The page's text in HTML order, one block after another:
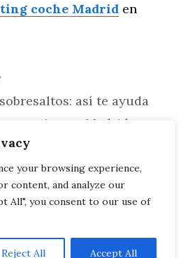
your browsing experience,
content, and analyze our
All", you consent to our use of
Reject All Accept All
coche Madrid en
así te ayuda
renting en Madrid
realmente un coche de
Crestanevada?
que te mereces